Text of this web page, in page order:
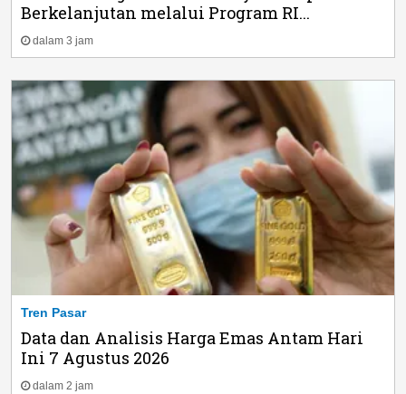
Berkelanjutan melalui Program RI...
dalam 3 jam
Tren Pasar
Data dan Analisis Harga Emas Antam Hari
Ini 7 Agustus 2026
dalam 2 jam